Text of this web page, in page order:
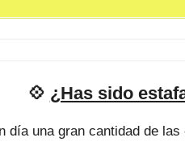
💠 ¿Has sido
día una gran cantidad de